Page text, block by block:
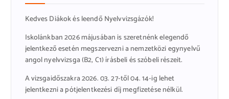
Kedves Diákok és leendő Nyelvvizsgázók!
Iskolánkban 2026 májusában is szeretnénk elegendő
jelentkező esetén megszervezni a nemzetközi egynyelvű
angol nyelvvizsga (B2, C1) írásbeli és szóbeli részeit.
A vizsgaidőszakra 2026. 03. 27-től 04. 14-ig lehet
jelentkezni a pótjelentkezési díj megfizetése nélkül.